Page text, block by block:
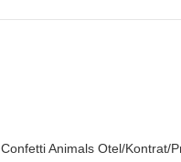
Confetti Animals Otel/Kontrat/